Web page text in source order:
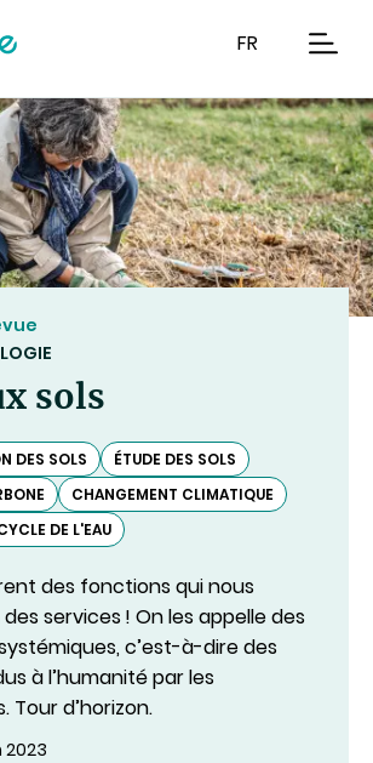
FR
sols
DES SOLS
ÉTUDE DES SOLS
CHANGEMENT CLIMATIQUE
DE L'EAU
des fonctions qui nous
services ! On les appelle des
c’est-à-dire des
à l’humanité par les
Tour d’horizon.
2023